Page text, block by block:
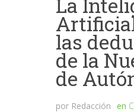
las
de la
de
por Redacción en